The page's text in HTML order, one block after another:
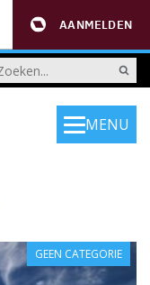
AANMELDEN
MENU
GEEN CATEGORIE